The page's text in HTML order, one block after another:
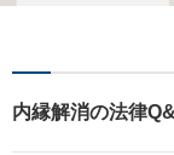
内縁解消の法律